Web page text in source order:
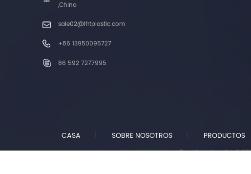
,China
sale02@lfrtplastic.com
+86 13950095727
86 592 7277995
CASA SOBRE NOSOTROS PRODUCTOS
Derechos de autor ©